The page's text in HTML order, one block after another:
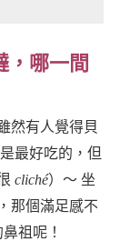
，哪一間
然有人覺得貝
最好吃的，但
cliché）～ 坐
那個滿足感不
祖呢！